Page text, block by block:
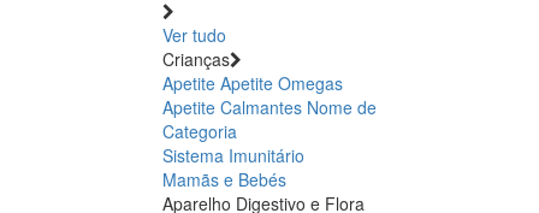
Ver tudo
Crianças
Apetite Apetite Omegas
Apetite Calmantes Nome de
Categoria
Sistema Imunitário
Mamãs e Bebés
Aparelho Digestivo e Flora